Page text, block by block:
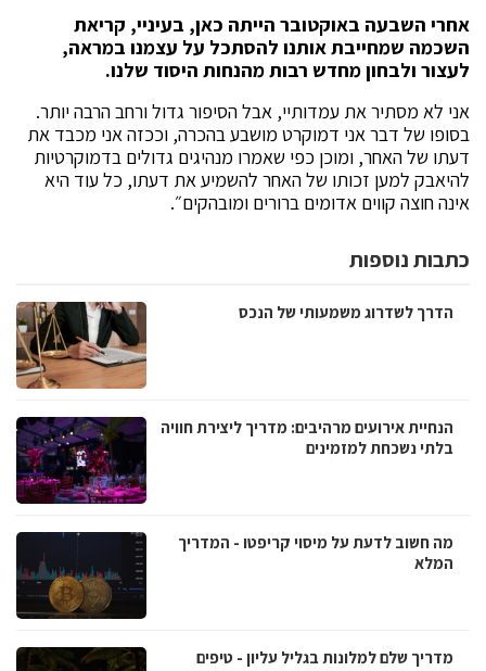
אחרי השבעה באוקטובר הייתה כאן, בעיניי, קריאת
השכמה שמחייבת אותנו להסתכל על עצמנו במראה,
לעצור ולבחון מחדש רבות מהנחות היסוד שלנו.
אני לא מסתיר את עמדותיי, אבל הסיפור גדול ורחב הרבה יותר.
בסופו של דבר אני דמוקרט מושבע בהכרה, וככזה אני מכבד את
דעתו של האחר, ומוכן כפי שאמרו מנהיגים גדולים בדמוקרטיות
להיאבק למען זכותו של האחר להשמיע את דעתו, כל עוד היא
אינה חוצה קווים אדומים ברורים ומובהקים״.
כתבות נוספות
הדרך לשדרוג משמעותי של הנכס
הנחיית אירועים מרהיבים: מדריך ליצירת חוויה
בלתי נשכחת למזמינים
מה חשוב לדעת על מיסוי קריפטו - המדריך
המלא
מדריך שלם למלונות בגליל עליון - טיפים